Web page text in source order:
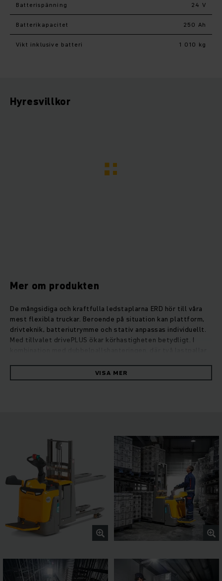
Batterispänning 24 V
Batterikapacitet 250 Ah
Vikt inklusive batteri 1 010 kg
Hyresvillkor
Mer om produkten
De mångsidiga och kraftfulla ledstaplarna ERD hör till våra
mest flexibla truckar. Beroende på situation kan plattform,
drivteknik, batteriutrymme och stativ anpassas individuellt.
Med tillvalet drivePLUS ökar körhastigheten betydligt. I
godshantering. Utifrån sitt kompakta format är ERD smidiga
och därmed optimala även för lastning och lossning av
drifttider. Den nödvändiga energin för detta får ERD antingen
från våra blysyrabatterier med lång livslängd eller vid
önskemål från våra innovativa litiumjonbatterier.
VISA MER